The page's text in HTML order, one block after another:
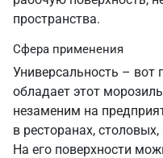
пространства.
Сфера применения
Универсальность –
обладает этот
незаменим на
в ресторанах,
На его поверхности